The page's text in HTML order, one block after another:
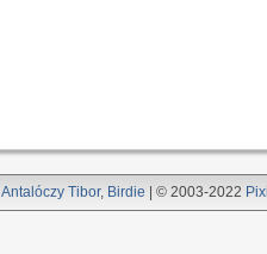
Antalóczy Tibor, Birdie | © 2003-2022